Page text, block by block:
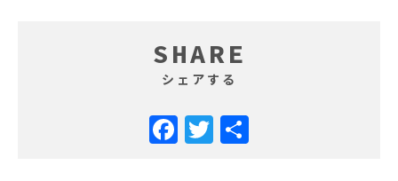
SHARE
シェアする
Facebook
Twitter